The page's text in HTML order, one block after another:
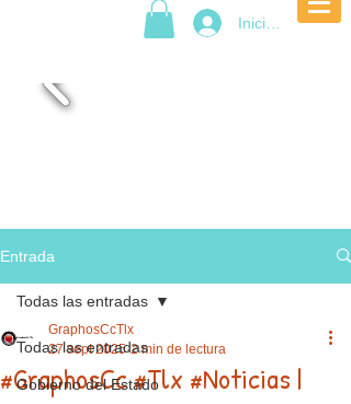
Iniciar sesión
Entrada
Todas las entradas
Gobierno del Estado
Todas las entradas
#GraphosCc #Tlx #Noticias |
GraphosCcTlx
27 sept 2025 2 min de lectura